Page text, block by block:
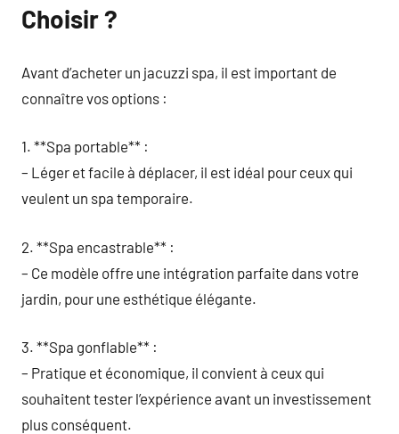
Choisir ?
Avant d’acheter un jacuzzi spa, il est important de
connaître vos options :
1. **Spa portable** :
– Léger et facile à déplacer, il est idéal pour ceux qui
veulent un spa temporaire.
2. **Spa encastrable** :
– Ce modèle offre une intégration parfaite dans votre
jardin, pour une esthétique élégante.
3. **Spa gonflable** :
– Pratique et économique, il convient à ceux qui
souhaitent tester l’expérience avant un investissement
plus conséquent.